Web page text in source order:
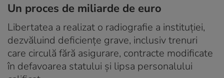
Un proces de miliarde de euro
Libertatea a realizat o radiografie a instituţiei,
dezvăluind deficienţe grave, inclusiv trenuri
care circulă fără asigurare, contracte modificate
în defavoarea statului şi lipsa personalului